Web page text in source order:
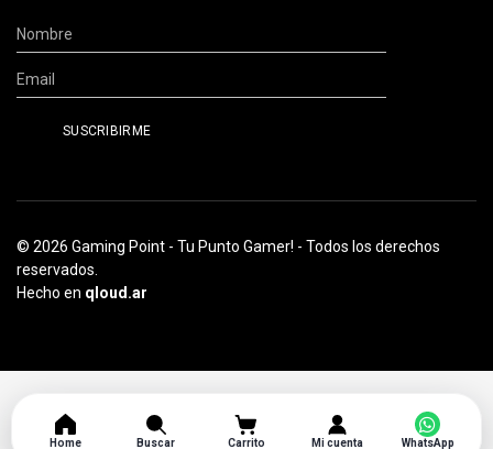
© 2026 Gaming Point - Tu Punto Gamer! - Todos los derechos
reservados.
Hecho en qloud.ar
Home Buscar Carrito Mi cuenta